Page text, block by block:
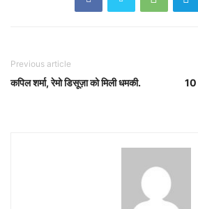
Previous article
कपिल शर्मा, रेमो डिसूज़ा को मिली धमकी.
10